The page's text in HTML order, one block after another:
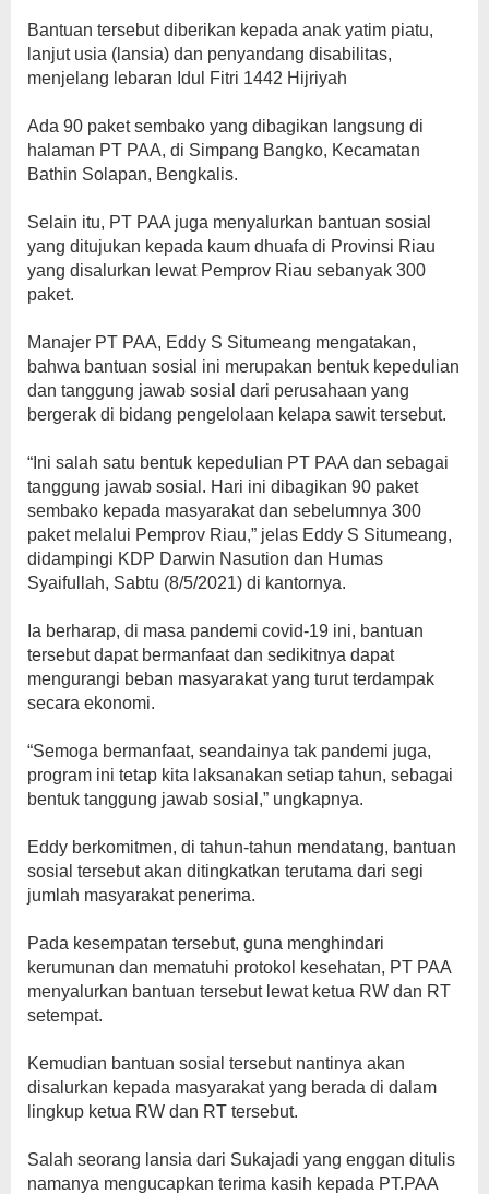
Bantuan tersebut diberikan kepada anak yatim piatu,
lanjut usia (lansia) dan penyandang disabilitas,
menjelang lebaran Idul Fitri 1442 Hijriyah
Ada 90 paket sembako yang dibagikan langsung di
halaman PT PAA, di Simpang Bangko, Kecamatan
Bathin Solapan, Bengkalis.
Selain itu, PT PAA juga menyalurkan bantuan sosial
yang ditujukan kepada kaum dhuafa di Provinsi Riau
yang disalurkan lewat Pemprov Riau sebanyak 300
paket.
Manajer PT PAA, Eddy S Situmeang mengatakan,
bahwa bantuan sosial ini merupakan bentuk kepedulian
dan tanggung jawab sosial dari perusahaan yang
bergerak di bidang pengelolaan kelapa sawit tersebut.
“Ini salah satu bentuk kepedulian PT PAA dan sebagai
tanggung jawab sosial. Hari ini dibagikan 90 paket
sembako kepada masyarakat dan sebelumnya 300
paket melalui Pemprov Riau,” jelas Eddy S Situmeang,
didampingi KDP Darwin Nasution dan Humas
Syaifullah, Sabtu (8/5/2021) di kantornya.
Ia berharap, di masa pandemi covid-19 ini, bantuan
tersebut dapat bermanfaat dan sedikitnya dapat
mengurangi beban masyarakat yang turut terdampak
secara ekonomi.
“Semoga bermanfaat, seandainya tak pandemi juga,
program ini tetap kita laksanakan setiap tahun, sebagai
bentuk tanggung jawab sosial,” ungkapnya.
Eddy berkomitmen, di tahun-tahun mendatang, bantuan
sosial tersebut akan ditingkatkan terutama dari segi
jumlah masyarakat penerima.
Pada kesempatan tersebut, guna menghindari
kerumunan dan mematuhi protokol kesehatan, PT PAA
menyalurkan bantuan tersebut lewat ketua RW dan RT
setempat.
Kemudian bantuan sosial tersebut nantinya akan
disalurkan kepada masyarakat yang berada di dalam
lingkup ketua RW dan RT tersebut.
Salah seorang lansia dari Sukajadi yang enggan ditulis
namanya mengucapkan terima kasih kepada PT.PAA